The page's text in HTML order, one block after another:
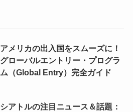
アメリカの出入国をスムーズに！
グローバルエントリー・プログラ
ム（Global Entry）完全ガイド
シアトルの注目ニュース＆話題：